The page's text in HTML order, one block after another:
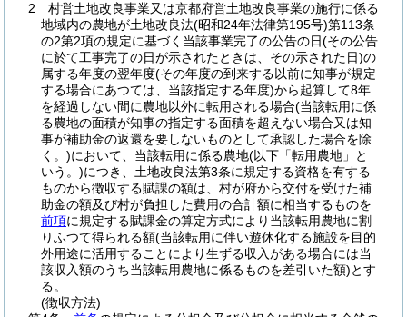
2
村営土地改良事業又は京都府営土地改良事業の施行に係る
地域内の農地が土地改良法(昭和24年法律第195号)第113条
の2第2項の規定に基づく当該事業完了の公告の日(その公告
に於て工事完了の日が示されたときは、その示された日)の
属する年度の翌年度(その年度の到来する以前に知事が規定
する場合にあつては、当該指定する年度)から起算して8年
を経過しない間に農地以外に転用される場合(当該転用に係
る農地の面積が知事の指定する面積を超えない場合又は知
事が補助金の返還を要しないものとして承認した場合を除
く。)において、当該転用に係る農地(以下「転用農地」と
いう。)につき、土地改良法第3条に規定する資格を有する
ものから徴収する賦課の額は、村が府から交付を受けた補
助金の額及び村が負担した費用の合計額に相当するものを
前項に規定する賦課金の算定方式により当該転用農地に割
りふつて得られる額(当該転用に伴い遊休化する施設を目的
外用途に活用することにより生ずる収入がある場合には当
該収入額のうち当該転用農地に係るものを差引いた額)とす
る。
(徴収方法)